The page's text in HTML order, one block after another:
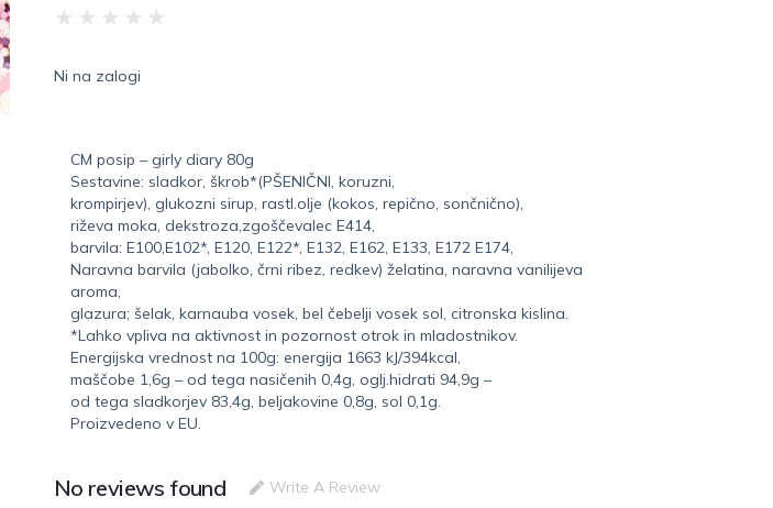
★ ★ ★ ★ ★
Ni na zalogi
CM posip – girly diary 80g
Sestavine: sladkor, škrob*(PŠENIČNI, koruzni,
krompirjev), glukozni sirup, rastl.olje (kokos, repično, sončnično),
riževa moka, dekstroza,zgoščevalec E414,
barvila: E100,E102*, E120, E122*, E132, E162, E133, E172 E174,
Naravna barvila (jabolko, črni ribez, redkev) želatina, naravna vanilijeva
aroma,
glazura; šelak, karnauba vosek, bel čebelji vosek sol, citronska kislina.
*Lahko vpliva na aktivnost in pozornost otrok in mladostnikov.
Energijska vrednost na 100g: energija 1663 kJ/394kcal,
maščobe 1,6g – od tega nasičenih 0,4g, oglj.hidrati 94,9g –
od tega sladkorjev 83,4g, beljakovine 0,8g, sol 0,1g.
Proizvedeno v EU.
No reviews found Write A Review